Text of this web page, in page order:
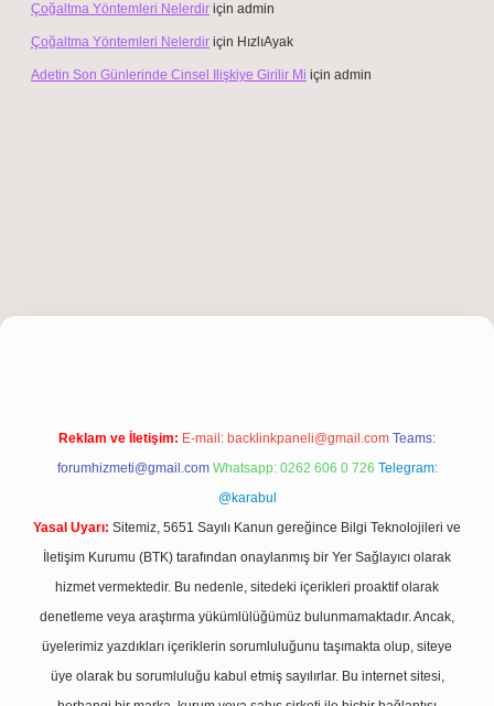
Çoğaltma Yöntemleri Nelerdir için admin
Çoğaltma Yöntemleri Nelerdir için HızlıAyak
Adetin Son Günlerinde Cinsel Ilişkiye Girilir Mi için admin
Reklam ve İletişim: E-mail: backlinkpaneli@gmail.com Teams:
forumhizmeti@gmail.com Whatsapp: 0262 606 0 726 Telegram:
@karabul
Yasal Uyarı: Sitemiz, 5651 Sayılı Kanun gereğince Bilgi Teknolojileri ve
İletişim Kurumu (BTK) tarafından onaylanmış bir Yer Sağlayıcı olarak
hizmet vermektedir. Bu nedenle, sitedeki içerikleri proaktif olarak
denetleme veya araştırma yükümlülüğümüz bulunmamaktadır. Ancak,
üyelerimiz yazdıkları içeriklerin sorumluluğunu taşımakta olup, siteye
üye olarak bu sorumluluğu kabul etmiş sayılırlar. Bu internet sitesi,